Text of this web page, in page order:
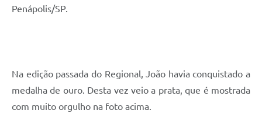
Penápolis/SP.
Na edição passada do Regional, João havia conquistado a
medalha de ouro. Desta vez veio a prata, que é mostrada
com muito orgulho na foto acima.